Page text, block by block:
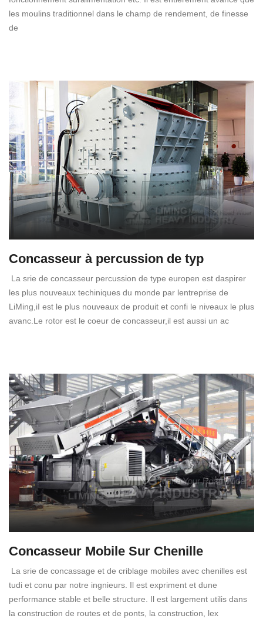
les moulins traditionnel dans le champ de rendement, de finesse
de
Concasseur à percussion de typ
La srie de concasseur percussion de type europen est daspirer
les plus nouveaux techiniques du monde par lentreprise de
LiMing,iI est le plus nouveaux de produit et confi le niveaux le plus
avanc.Le rotor est le coeur de concasseur,il est aussi un ac
Concasseur Mobile Sur Chenille
La srie de concassage et de criblage mobiles avec chenilles est
tudi et conu par notre ingnieurs. Il est expriment et dune
performance stable et belle structure. Il est largement utilis dans
la construction de routes et de ponts, la construction, lex